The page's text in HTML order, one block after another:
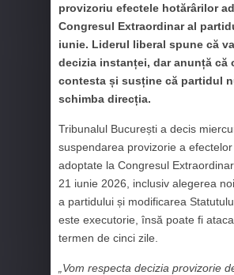
provizoriu efectele hotărârilor
Congresul Extraordinar al
iunie. Liderul liberal spune că
decizia instanței, dar anunță că
contesta și susține că partidul
schimba direcția.
Tribunalul București a decis
suspendarea provizorie a
adoptate la Congresul
21 iunie 2026, inclusiv alegerea
a partidului și modificarea
este executorie, însă poate fi
termen de cinci zile.
„Vom respecta decizia provizorie